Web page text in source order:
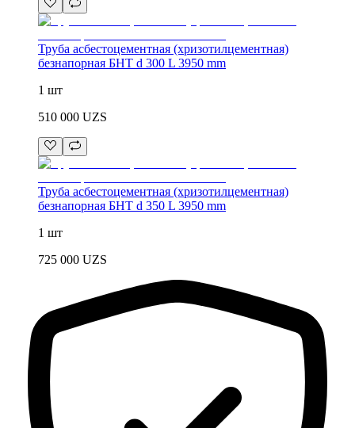
Труба асбестоцементная (хризотилцементная)
безнапорная БНТ d 300 L 3950 mm
1 шт
510 000 UZS
Труба асбестоцементная (хризотилцементная)
безнапорная БНТ d 350 L 3950 mm
1 шт
725 000 UZS